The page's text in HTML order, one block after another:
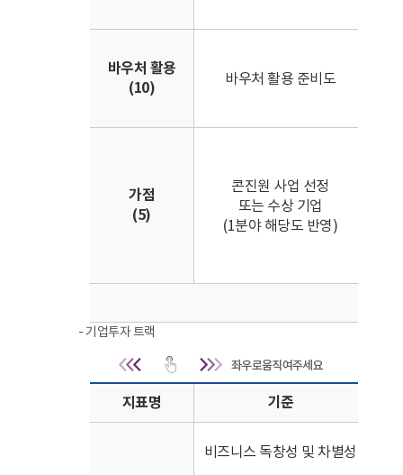
바우처 활용
(10)
바우처 활용 준비도
가점
(5)
콘진원 사업 선정
또는 수상 기업
(1분야 해당도 반영)
- 기업투자 트랙
기업투자 트랙 | 지표
지표명 기준
비즈니스 독창성 및 차별성